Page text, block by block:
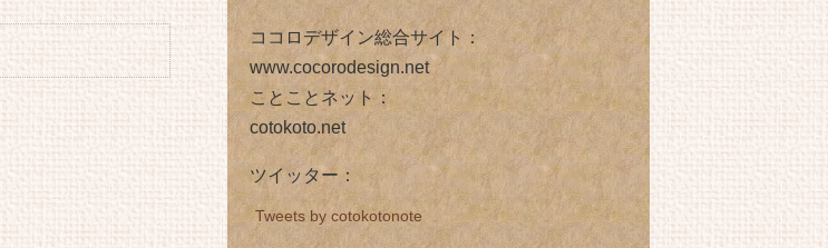
ココロデザイン総合サイト：
www.cocorodesign.net
ことことネット：
cotokoto.net
ツイッター：
Tweets by cotokotonote